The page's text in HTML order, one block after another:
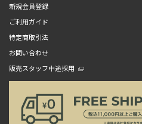
新規会員登録
ご利用ガイド
特定商取引法
お問い合わせ
販売スタッフ中途採用